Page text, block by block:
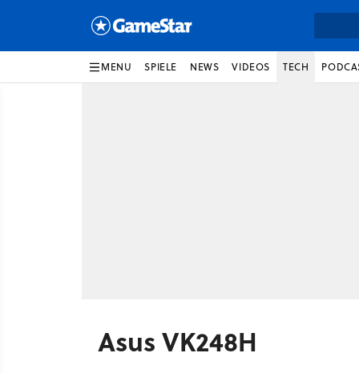
MENU SPIELE NEWS VIDEOS TECH
Asus VK248H